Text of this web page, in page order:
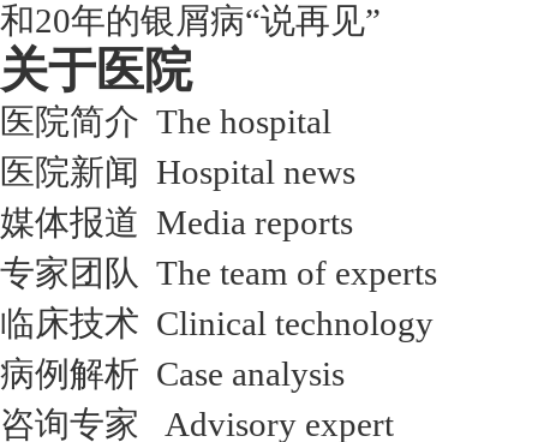
和20年的银屑病“说再见”
关于医院
医院简介 The hospital
医院新闻 Hospital news
媒体报道 Media reports
专家团队 The team of experts
临床技术 Clinical technology
病例解析 Case analysis
咨询专家 Advisory expert